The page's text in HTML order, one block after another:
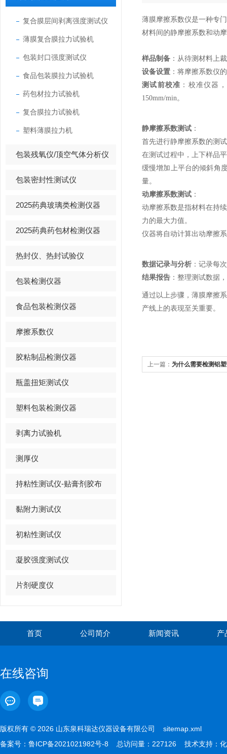
复合膜层间剥离强度测试仪
薄膜复合膜拉力试验机
包装封口强度测试仪
食品包装膜拉力试验机
药包材拉力试验机
复合膜拉力试验机
塑料薄膜拉力机
包装残氧仪/顶空气体分析仪
包装密封性测试仪
2025药典玻璃类检测仪器
2025药典药包材检测仪器
热封仪、热封试验仪
包装检测仪器
食品包装检测仪器
摩擦系数仪
胶粘制品检测仪器
瓶盖扭矩测试仪
塑料包装检测仪器
剥离力试验机
测厚仪
持粘性测试仪-贴膏剂胶布
黏附力测试仪
初粘性测试仪
凝胶强度测试仪
片剂硬度仪
薄膜摩擦系数仪是一种专
材料间的静摩擦系数和动
样品制备 ：从待测材料上
设备设置 ：将摩擦系数仪
测试前校准 ：校准仪器
150mm/min。
静摩擦系数测试 ：
首先进行静摩擦系数的测
在测试过程中，上下样品
缓慢增加上平台的倾斜角
量。
动摩擦系数测试 ：
动摩擦系数是指材料在持
力的最大力值。
仪器将自动计算出动摩擦
数据记录与分析 ：记录每
结果报告 ：整理测试数据
通过以上步骤，薄膜摩擦
产线上的表现至关重要。
上一篇： 为什么需要检测铝
首页 公司简介 新闻资讯 产
在线咨询
版权所有 © 2026 山东泉科瑞达仪器设备有限公司 sitemap.xml
备案号： 鲁ICP备2021021982号-8 总访问量：227126 技术支持： 化